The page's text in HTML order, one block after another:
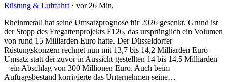
Rüstung & Luftfahrt · vor 26 Min.
Rheinmetall hat seine Umsatzprognose für 2026 gesenkt. Grund ist
der Stopp des Fregattenprojekts F126, das ursprünglich ein Volumen
von rund 15 Milliarden Euro hatte. Der Düsseldorfer
Rüstungskonzern rechnet nun mit 13,7 bis 14,2 Milliarden Euro
Umsatz statt der zuvor in Aussicht gestellten 14 bis 14,5 Milliarden
– ein Abschlag von 300 Millionen Euro. Auch beim
Auftragsbestand korrigierte das Unternehmen seine…